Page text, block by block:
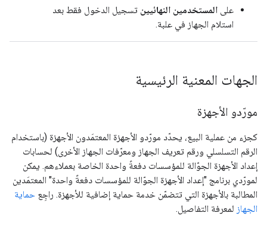
على المستخدمين النهائيين تسجيل الدخول فقط بعد
استلام الجهاز في علبة.
الجهات المعنية الرئيسية
مورّدو الأجهزة
كجزء من عملية البيع، يحدّد مورّدو الأجهزة المعتمَدون الأجهزة (باستخدام
الرقم التسلسلي ورقم تعريف الجهاز ومعرّفات الجهاز الأخرى) لحسابات
إعداد الأجهزة الجوّالة للمؤسسات دفعةً واحدة الخاصة بعملاءهم. يمكن
لمورّدي برنامج "إعداد الأجهزة الجوّالة للمؤسسات دفعةً واحدة" المعتمَدين
المطالبة بالأجهزة التي تتضمّن خدمة حماية إضافية للأجهزة. راجِع حماية
الجهاز لمعرفة التفاصيل.